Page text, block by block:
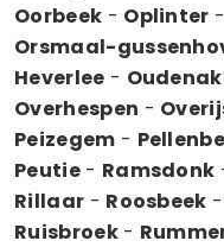
Oorbeek - Oplinter -
Orsmaal-
Heverlee -
Overhespen -
Peizegem -
Peutie- Ramsdonk
Rillaar - Roosbeek -
Ruisbroek-